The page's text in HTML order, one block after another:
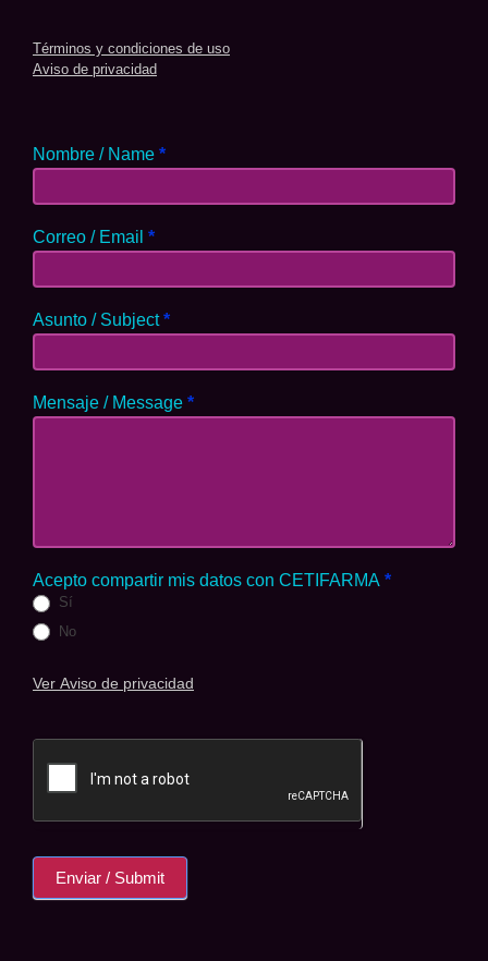
Términos y condiciones de uso
Aviso de privacidad
Nombre / Name *
Correo / Email *
Asunto / Subject*
Mensaje / Message *
Acepto compartir mis datos con CETIFARMA *
Sí
No
Ver Aviso de privacidad
Enviar / Submit